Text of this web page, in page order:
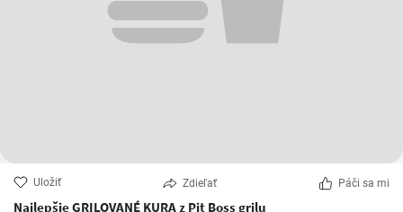
Uložiť Zdieľať Páči sa mi
Najlepšie GRILOVANÉ KURA z Pit Boss grilu